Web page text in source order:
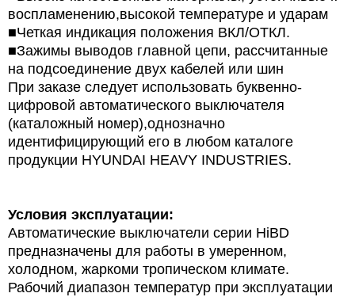
воспламенению,высокой температуре и ударам
■Четкая индикация положения ВКЛ/ОТКЛ.
■Зажимы выводов главной цепи, рассчитанные
на подсоединение двух кабелей или шин
При заказе следует использовать буквенно-
цифровой автоматического выключателя
(каталожный номер),однозначно
идентифицирующий его в любом каталоге
продукции HYUNDAI HEAVY INDUSTRIES.
Условия эксплуатации:
Автоматические выключатели серии HiBD
предназначены для работы в умеренном,
холодном, жаркоми тропическом климате.
Рабочий диапазон температур при эксплуатации